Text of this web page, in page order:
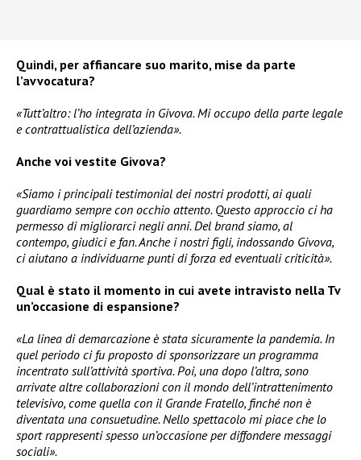
Quindi, per affiancare suo marito, mise da parte
l’avvocatura?
«Tutt’altro: l’ho integrata in Givova. Mi occupo della parte legale
e contrattualistica dell’azienda».
Anche voi vestite Givova?
«Siamo i principali testimonial dei nostri prodotti, ai quali
guardiamo sempre con occhio attento. Questo approccio ci ha
permesso di migliorarci negli anni. Del brand siamo, al
contempo, giudici e fan. Anche i nostri figli, indossando Givova,
ci aiutano a individuarne punti di forza ed eventuali criticità».
Qual è stato il momento in cui avete intravisto nella Tv
un’occasione di espansione?
«La linea di demarcazione è stata sicuramente la pandemia. In
quel periodo ci fu proposto di sponsorizzare un programma
incentrato sull’attività sportiva. Poi, una dopo l’altra, sono
arrivate altre collaborazioni con il mondo dell’intrattenimento
televisivo, come quella con il Grande Fratello, finché non è
diventata una consuetudine. Nello spettacolo mi piace che lo
sport rappresenti spesso un’occasione per diffondere messaggi
sociali».